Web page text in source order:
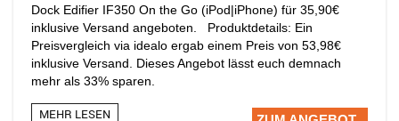
Dock Edifier IF350 On the Go (iPod|iPhone) für 35,90€
inklusive Versand angeboten. Produktdetails: Ein
Preisvergleich via idealo ergab einem Preis von 53,98€
inklusive Versand. Dieses Angebot lässt euch demnach
mehr als 33% sparen.
MEHR LESEN